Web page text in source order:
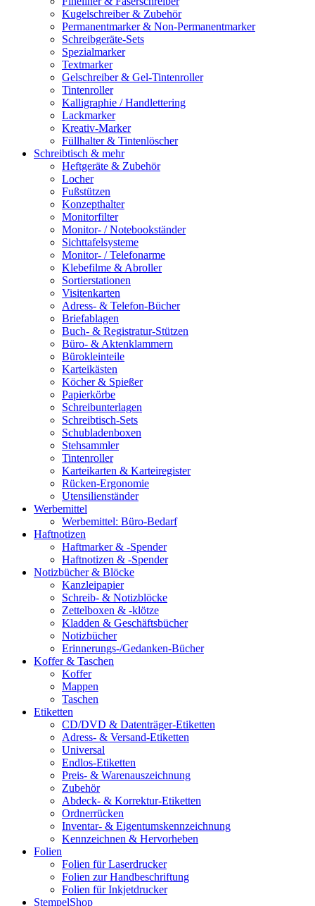
Kugelschreiber & Zubehör
Permanentmarker & Non-Permanentmarker
Schreibgeräte-Sets
Spezialmarker
Textmarker
Gelschreiber & Gel-Tintenroller
Tintenroller
Kalligraphie / Handlettering
Lackmarker
Kreativ-Marker
Füllhalter & Tintenlöscher
Schreibtisch & mehr
Heftgeräte & Zubehör
Locher
Fußstützen
Konzepthalter
Monitorfilter
Monitor- / Notebookständer
Sichttafelsysteme
Monitor- / Telefonarme
Klebefilme & Abroller
Sortierstationen
Visitenkarten
Adress- & Telefon-Bücher
Briefablagen
Buch- & Registratur-Stützen
Büro- & Aktenklammern
Bürokleinteile
Karteikästen
Köcher & Spießer
Papierkörbe
Schreibunterlagen
Schreibtisch-Sets
Schubladenboxen
Stehsammler
Tintenroller
Karteikarten & Karteiregister
Rücken-Ergonomie
Utensilienständer
Werbemittel
Werbemittel: Büro-Bedarf
Haftnotizen
Haftmarker & -Spender
Haftnotizen & -Spender
Notizbücher & Blöcke
Kanzleipapier
Schreib- & Notizblöcke
Zettelboxen & -klötze
Kladden & Geschäftsbücher
Notizbücher
Erinnerungs-/Gedanken-Bücher
Koffer & Taschen
Koffer
Mappen
Taschen
Etiketten
CD/DVD & Datenträger-Etiketten
Adress- & Versand-Etiketten
Universal
Endlos-Etiketten
Preis- & Warenauszeichnung
Zubehör
Abdeck- & Korrektur-Etiketten
Ordnerrücken
Inventar- & Eigentumskennzeichnung
Kennzeichnen & Hervorheben
Folien
Folien für Laserdrucker
Folien zur Handbeschriftung
Folien für Inkjetdrucker
StempelShop